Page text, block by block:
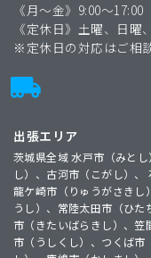
《月〜金》9:00〜17:00
《定休日》土曜、日曜
※定休日の対応はご相
出張エリア
茨城県全域 水戸市（みと
し）、古河市（こがし）、
龍ケ崎市（りゅうがさきし
うし）、常陸太田市（ひ
市（きたいばらきし）、笠
市（うしくし）、つくば